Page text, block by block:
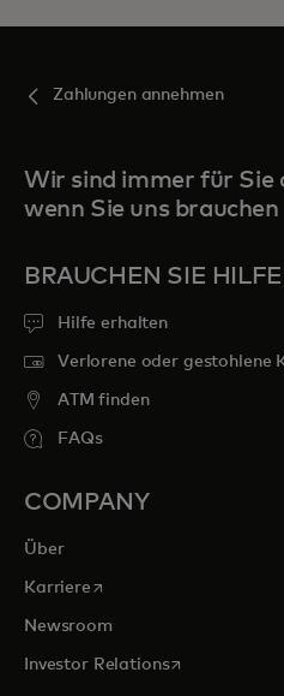
Zahlungen annehmen
Wir sind immer für Sie
wenn Sie uns brauchen
BRAUCHEN SIE
Hilfe erhalten
Verlorene oder gestohlene
ATM finden
FAQs
COMPANY
Über
Karrierewird in einer neuen
Newsroom
Investor Relationswird in einer